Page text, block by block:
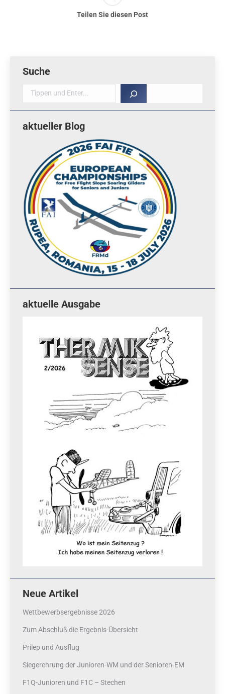
Teilen Sie diesen Post
Suche
Suche
aktueller Blog
aktuelle Ausgabe
Neue Artikel
Wettbewerbsergebnisse 2026
Zum Abschluß die Ergebnis-Übersicht
Prilep und Ausflug
Siegerehrung der Junioren-WM und der Senioren-EM
F1Q-Junioren und F1C – Stechen